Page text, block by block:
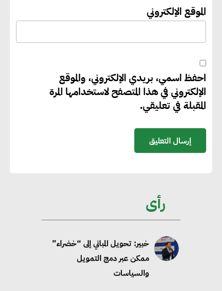
الموقع الإلكتروني
احفظ اسمي، بريدي الإلكتروني، والموقع
الإلكتروني في هذا المتصفح لاستخدامها المرة
المقبلة في تعليقي.
رأى
مليون جنيه إسترليني لدعم توسع
المتجددة
جوجل تعلن إضافة 12 جيجاوات
من الطاقة النظيفة وتجنب انبعاث
أكسيد الكربون
2035
خبير: تحويل المباني إلى “خضراء”
ممكن عبر دمج التمويل
والسياسات